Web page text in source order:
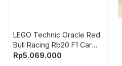
LEGO Technic Oracle Red
Bull Racing Rb20 F1 Car
Set 1639 pcs 42206 - Biru
Rp5.069.000